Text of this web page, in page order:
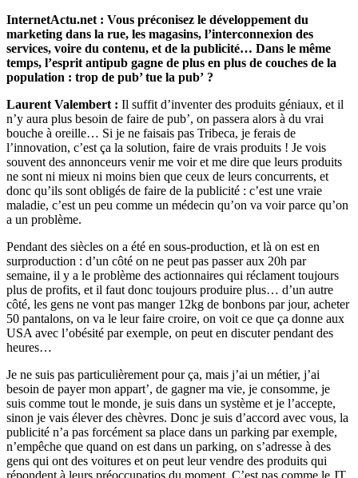
InternetActu.net : Vous préconisez le développement du
marketing dans la rue, les magasins, l’interconnexion des
services, voire du contenu, et de la publicité… Dans le même
temps, l’esprit antipub gagne de plus en plus de couches de la
population : trop de pub’ tue la pub’ ?
Laurent Valembert : Il suffit d’inventer des produits géniaux, et il
n’y aura plus besoin de faire de pub’, on passera alors à du vrai
bouche à oreille… Si je ne faisais pas Tribeca, je ferais de
l’innovation, c’est ça la solution, faire de vrais produits ! Je vois
souvent des annonceurs venir me voir et me dire que leurs produits
ne sont ni mieux ni moins bien que ceux de leurs concurrents, et
donc qu’ils sont obligés de faire de la publicité : c’est une vraie
maladie, c’est un peu comme un médecin qu’on va voir parce qu’on
a un problème.
Pendant des siècles on a été en sous-production, et là on est en
surproduction : d’un côté on ne peut pas passer aux 20h par
semaine, il y a le problème des actionnaires qui réclament toujours
plus de profits, et il faut donc toujours produire plus… d’un autre
côté, les gens ne vont pas manger 12kg de bonbons par jour, acheter
50 pantalons, on va le leur faire croire, on voit ce que ça donne aux
USA avec l’obésité par exemple, on peut en discuter pendant des
heures…
Je ne suis pas particulièrement pour ça, mais j’ai un métier, j’ai
besoin de payer mon appart’, de gagner ma vie, je consomme, je
suis comme tout le monde, je suis dans un système et je l’accepte,
sinon je vais élever des chèvres. Donc je suis d’accord avec vous, la
publicité n’a pas forcément sa place dans un parking par exemple,
n’empêche que quand on est dans un parking, on s’adresse à des
gens qui ont des voitures et on peut leur vendre des produits qui
répondent à leurs préoccupatios du moment. C’est pas comme le JT